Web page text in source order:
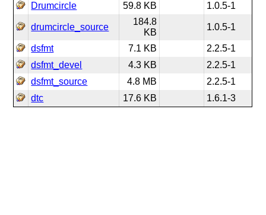
Drumcircle
59.8 KB 1.0.5-1
drumcircle_source
184.8
KB
1.0.5-1
dsfmt 7.1 KB
2.2.5-1
dsfmt_devel
4.3 KB
2.2.5-1
dsfmt_source
4.8 MB
2.2.5-1
dtc
17.6 KB 1.6.1-3